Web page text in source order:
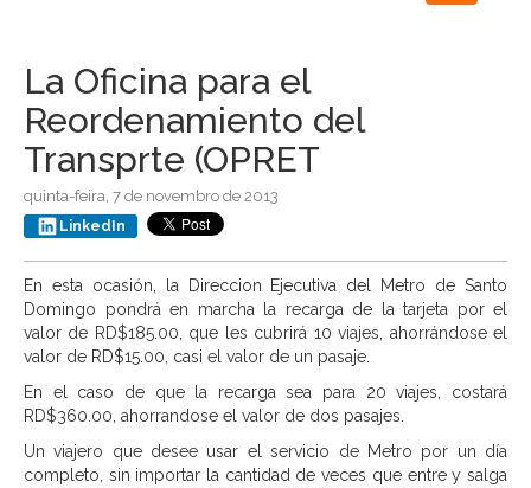
navigation
La Oficina para el
Reordenamiento del
Transprte (OPRET
quinta-feira, 7 de novembro de 2013
LinkedIn
En esta ocasión, la Direccion Ejecutiva del Metro de Santo
Domingo pondrá en marcha la recarga de la tarjeta por el
valor de RD$185.00, que les cubrirá 10 viajes, ahorrándose el
valor de RD$15.00, casi el valor de un pasaje.
En el caso de que la recarga sea para 20 viajes, costará
RD$360.00, ahorrandose el valor de dos pasajes.
Un viajero que desee usar el servicio de Metro por un día
completo, sin importar la cantidad de veces que entre y salga